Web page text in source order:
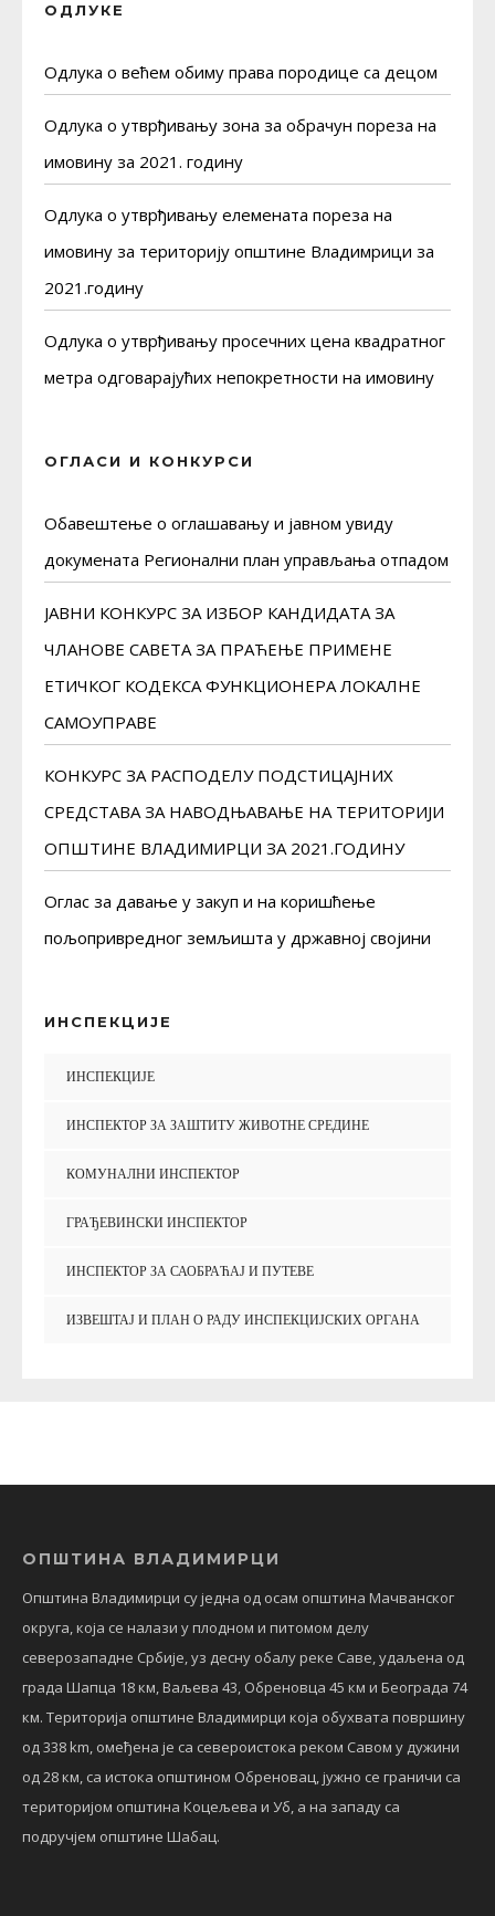
ОДЛУКЕ
Одлука о већем обиму права породице са децом
Одлука о утврђивању зона за обрачун пореза на
имовину за 2021. годину
Одлука о утврђивању елемената пореза на
имовину за територију општине Владимрици за
2021.годину
Одлука о утврђивању просечних цена квадратног
метра одговарајућих непокретности на имовину
ОГЛАСИ И КОНКУРСИ
Обавештење о оглашавању и јавном увиду
докуменaта Регионални план управљања отпадом
ЈАВНИ КОНКУРС ЗА ИЗБОР КАНДИДАТА ЗА
ЧЛАНОВЕ САВЕТА ЗА ПРАЋЕЊЕ ПРИМЕНЕ
ЕТИЧКОГ КОДЕКСА ФУНКЦИОНЕРА ЛОКАЛНЕ
САМОУПРАВЕ
КОНКУРС ЗА РАСПОДЕЛУ ПОДСТИЦАЈНИХ
СРЕДСТАВА ЗА НАВОДЊАВАЊЕ НА ТЕРИТОРИЈИ
ОПШТИНЕ ВЛАДИМИРЦИ ЗА 2021.ГОДИНУ
Оглас за давање у закуп и на коришћење
пољопривредног земљишта у државној својини
ИНСПЕКЦИЈЕ
ИНСПЕКЦИЈЕ
ИНСПЕКТОР ЗА ЗАШТИТУ ЖИВОТНЕ СРЕДИНЕ
КОМУНАЛНИ ИНСПЕКТОР
ГРАЂЕВИНСКИ ИНСПЕКТОР
ИНСПЕКТОР ЗА САОБРАЋАЈ И ПУТЕВЕ
ИЗВЕШТАЈ И ПЛАН О РАДУ ИНСПЕКЦИЈСКИХ ОРГАНА
ОПШТИНА ВЛАДИМИРЦИ
Општина Владимирци су једна од осам општина Мачванског
округа, која се налази у плодном и питомом делу
северозападне Србије, уз десну обалу реке Саве, удаљена од
града Шапца 18 км, Ваљева 43, Обреновца 45 км и Београда 74
км. Територија општине Владимирци која обухвата површину
од 338 km, омеђена је са североистока реком Савом у дужини
од 28 км, са истока општином Обреновац, јужно се граничи са
територијом општина Коцељева и Уб, а на западу са
подручјем општине Шабац.